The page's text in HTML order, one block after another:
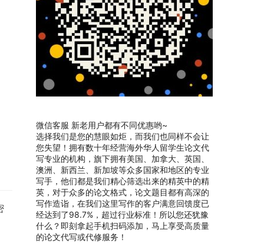
微信客服 新老用户都有不同优惠哟~
选择我们是您的慧眼如炬，而我们也同样不会让
您失望！拥有数十年经营海外华人留学生论文代
写专业的机构，旗下拥有美国、加拿大、英国、
澳洲、新西兰、新加坡等众多国家和地区的专业
写手，他们都是我们精心筛选出来的精英中的精
英，对于众多的论文格式，论文题目都有高深的
写作造诣，在我们这里写作的客户满意回馈度已
经达到了98.7%，超过行业标准！所以您还犹豫
什么？即刻拿起手机扫码添加，马上享受高质量
的论文代写或代修服务！